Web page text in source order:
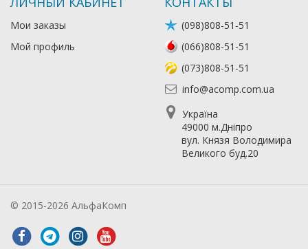
Мои заказы
Мой профиль
(098)808-51-51
(066)808-51-51
(073)808-51-51
info@acomp.com.ua
Україна
49000 м.Дніпро
вул. Князя Володимира
Великого буд.20
© 2015-2026 АльфаКомп